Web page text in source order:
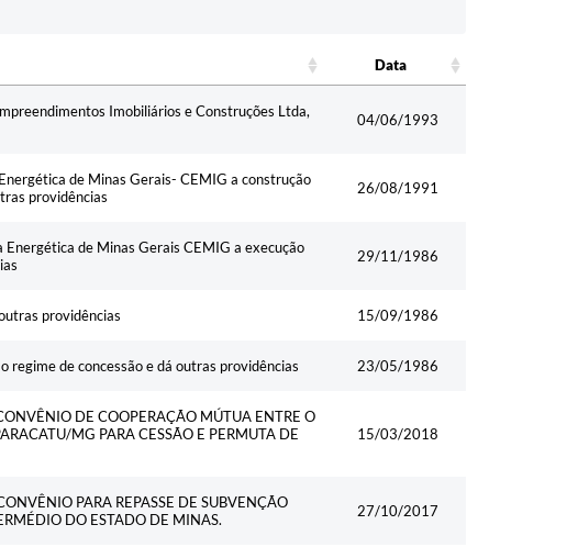
Data
Imobiliários e Construções Ltda,
04/06/1993
de Minas Gerais- CEMIG a construção
providências
26/08/1991
de Minas Gerais CEMIG a execução
29/11/1986
providências 15/09/1986
regime de concessão e dá outras providências 23/05/1986
DE COOPERAÇÃO MÚTUA ENTRE O
MG PARA CESSÃO E PERMUTA DE
15/03/2018
PARA REPASSE DE SUBVENÇÃO
DO ESTADO DE MINAS.
27/10/2017